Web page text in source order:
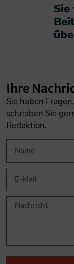
Ihre
Sie haben
schreiben Sie
Redaktion.